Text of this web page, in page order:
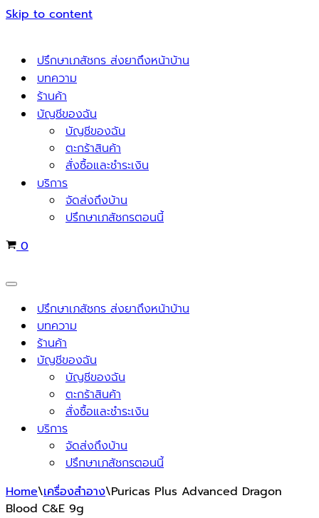
Skip to content
ปรึกษาเภสัชกร ส่งยาถึงหน้าบ้าน
บทความ
ร้านค้า
บัญชีของฉัน
บัญชีของฉัน
ตะกร้าสินค้า
สั่งซื้อและชำระเงิน
บริการ
จัดส่งถึงบ้าน
ปรึกษาเภสัชกรตอนนี้
Cart
0
Navigation
Menu ปรึกษาเภสัชกร ส่งยาถึงหน้าบ้าน
บทความ
ร้านค้า
บัญชีของฉัน
บัญชีของฉัน
ตะกร้าสินค้า
สั่งซื้อและชำระเงิน
บริการ
จัดส่งถึงบ้าน
ปรึกษาเภสัชกรตอนนี้
Home\เครื่องสำอาง\Puricas Plus Advanced Dragon
Blood C&E 9g